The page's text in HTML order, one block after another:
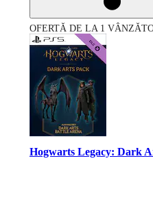
OFERTĂ DE LA 1
Hogwarts Legacy: Dark